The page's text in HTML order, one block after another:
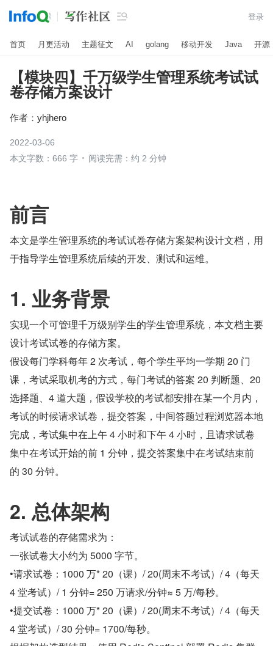
 登录
首页 月更活动 主题征文 AI golang 移动开发 Java 开源
【模块四】千万级学生管理系统考试试
卷存储方案设计
作者： yhjhero
2022-03-06
本文字数：666 字
阅读完需：约 2 分钟
前言
本文是学生管理系统的考试试卷存储方案架构设计文档，用
于指导学生管理系统后续的开发、测试和运维。
1. 业务背景
实现一个可管理千万级别学生的学生管理系统，本文档主要
设计考试试卷的存储方案。
假设每门学科每年 2 次考试，每个学生平均一学期 20 门
课，考试采取机考的方式，每门考试的答案 20 判断题、20
选择题、4 道大题，假设学校的考试都安排在某一个月内，
考试的时候请求试卷，提交答案，中间答题过程浏览器本地
完成，考试集中在上午 4 小时和下午 4 小时，且请求试卷
集中在考试开始的前 1 分钟，提交答案集中在考试结束前
的 30 分钟。
2. 总体架构
考试试卷的存储需求为：
一张试卷大小约为 5000 字节。
•请求试卷：1000 万* 20（课）/ 20(周末不考试）/ 4（每天
4 堂考试）/ 1 分钟= 250 万请求/分钟≈ 5 万/每秒。
•提交试卷：1000 万* 20（课）/ 20(周末不考试）/ 4（每天
4 堂考试）/ 30 分钟= 1700/每秒。